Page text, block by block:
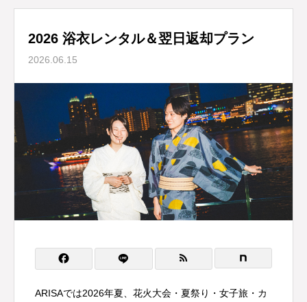
2026 浴衣レンタル＆翌日返却プラン
2026.06.15
ARISAでは2026年夏、花火大会・夏祭り・女子旅・カ